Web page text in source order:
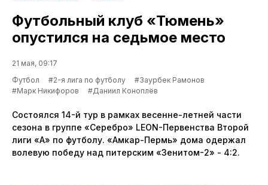
Футбольный клуб «Тюмень»
опустился на седьмое место
21 мая, 09:17
Футбол
#2-я лига по футболу
#Заурбек Рамонов
#Марк Никифоров
#Даниил Коноплёв
Состоялся 14-й тур в рамках весенне-летней части
сезона в группе «Серебро» LEON-Первенства Второй
лиги «А» по футболу. «Амкар-Пермь» дома одержал
волевую победу над питерским «Зенитом-2» - 4:2.